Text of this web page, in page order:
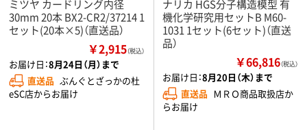
ミツヤ カードリング内径
30mm 20本 BX2-CR2/37214 1
セット(20本×5)（直送品）
￥2,915（税込）
お届け日：8月24日（月）まで
直送品 ぶんぐとざっかの杜
eSC店からお届け
ナリカ HGS分子構造模型 有
機化学研究用セットB M60-
1031 1セット(6セット)（直送
品）
￥66,816（税込）
お届け日：8月20日（木）まで
直送品 ＭＲＯ商品取扱店か
らお届け